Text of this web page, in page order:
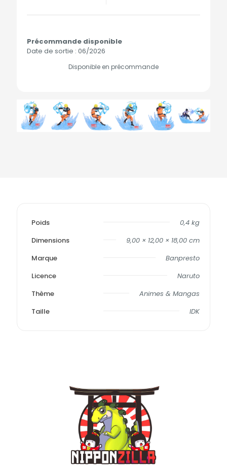
Précommande disponible
Date de sortie : 06/2026
Disponible en précommande
Poids
0,4 kg
Dimensions
9,00 × 12,00 × 18,00 cm
Marque
Banpresto
Licence
Naruto
Thème
Animes & Mangas
Taille
IDK